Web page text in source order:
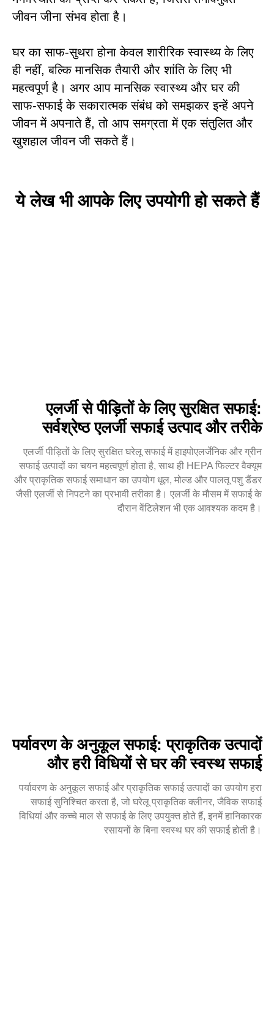
जीवन जीना संभव होता है।
घर का साफ-सुथरा होना केवल शारीरिक स्वास्थ्य के लिए
ही नहीं, बल्कि मानसिक तैयारी और शांति के लिए भी
महत्वपूर्ण है। अगर आप मानसिक स्वास्थ्य और घर की
साफ-सफाई के सकारात्मक संबंध को समझकर इन्हें अपने
जीवन में अपनाते हैं, तो आप समग्रता में एक संतुलित और
खुशहाल जीवन जी सकते हैं।
ये लेख भी आपके लिए उपयोगी हो सकते हैं
एलर्जी से पीड़ितों के लिए सुरक्षित सफाई:
सर्वश्रेष्ठ एलर्जी सफाई उत्पाद और तरीके
एलर्जी पीड़ितों के लिए सुरक्षित घरेलू सफाई में हाइपोएलर्जेनिक और ग्रीन
सफाई उत्पादों का चयन महत्वपूर्ण होता है, साथ ही HEPA फिल्टर वैक्यूम
और प्राकृतिक सफाई समाधान का उपयोग धूल, मोल्ड और पालतू पशु डैंडर
जैसी एलर्जी से निपटने का प्रभावी तरीका है। एलर्जी के मौसम में सफाई के
दौरान वेंटिलेशन भी एक आवश्यक कदम है।
पर्यावरण के अनुकूल सफाई: प्राकृतिक उत्पादों
और हरी विधियों से घर की स्वस्थ सफाई
पर्यावरण के अनुकूल सफाई और प्राकृतिक सफाई उत्पादों का उपयोग हरा
सफाई सुनिश्चित करता है, जो घरेलू प्राकृतिक क्लीनर, जैविक सफाई
विधियां और कच्चे माल से सफाई के लिए उपयुक्त होते हैं, इनमें हानिकारक
रसायनों के बिना स्वस्थ घर की सफाई होती है।